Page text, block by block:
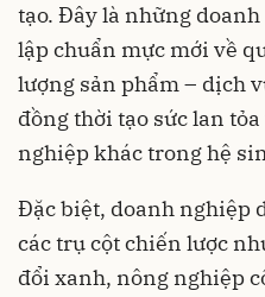
tạo. Đây là những
lập chuẩn mực mới về
lượng sản phẩm – dịch
đồng thời tạo sức lan
nghiệp khác trong hệ
Đặc biệt, doanh nghiệp
các trụ cột chiến lược
đổi xanh, nông nghiệp